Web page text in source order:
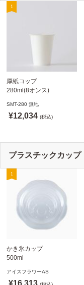
厚紙コップ
280ml(8オンス)
SMT-280 無地
※沖縄・離島 送料別途
SMT-280 無地
¥12,034 (税込)
プラスチックカップ
かき氷カップ
500ml
※北海道・沖縄・離島 送
アイスフラワーAS
¥16,313